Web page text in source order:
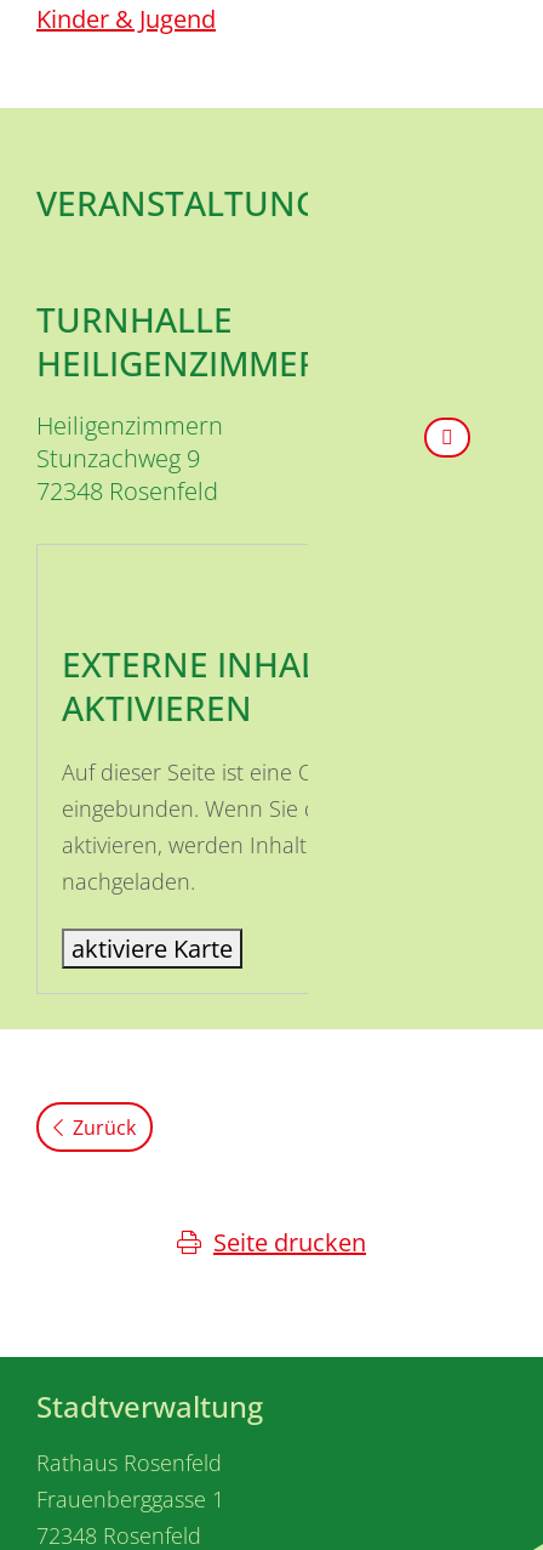
Kinder & Jugend
VERANSTALTUNGSORT
TURNHALLE
HEILIGENZIMMERN
Heiligenzimmern
Stunzachweg 9
72348 Rosenfeld
EXTERNE INHALTE
AKTIVIEREN
Auf dieser Seite ist eine OSM Karte
eingebunden. Wenn Sie die Karte
aktivieren, werden Inhalte von OSM
nachgeladen.
aktiviere Karte
Zurück
Seite drucken
Stadtverwaltung
Rathaus Rosenfeld
Frauenberggasse 1
72348 Rosenfeld